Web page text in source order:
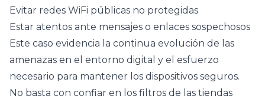
Evitar redes WiFi públicas no protegidas
Estar atentos ante mensajes o enlaces sospechosos
Este caso evidencia la continua evolución de las
amenazas en el entorno digital y el esfuerzo
necesario para mantener los dispositivos seguros.
No basta con confiar en los filtros de las tiendas